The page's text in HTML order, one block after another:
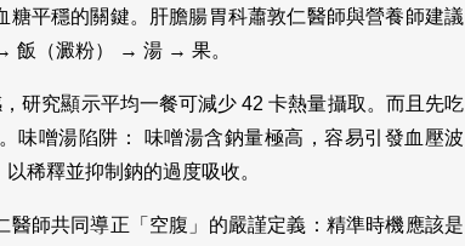
平穩的關鍵。肝膽腸胃科蕭敦仁醫師與營養師建議
飯（澱粉） → 湯 → 果。
研究顯示平均一餐可減少 42 卡熱量攝取。而且先吃
味噌湯陷阱： 味噌湯含鈉量極高，容易引發血壓波
稀釋並抑制鈉的過度吸收。
師共同導正「空腹」的嚴謹定義：精準時機應該是